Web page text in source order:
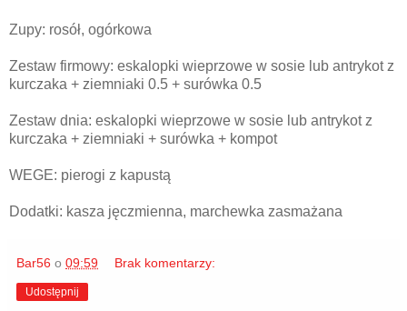
Zupy: rosół, ogórkowa
Zestaw firmowy: eskalopki wieprzowe w sosie lub antrykot z
kurczaka + ziemniaki 0.5 + surówka 0.5
Zestaw dnia: eskalopki wieprzowe w sosie lub antrykot z
kurczaka + ziemniaki + surówka + kompot
WEGE: pierogi z kapustą
Dodatki: kasza jęczmienna, marchewka zasmażana
Bar56 o 09:59 Brak komentarzy:
Udostępnij